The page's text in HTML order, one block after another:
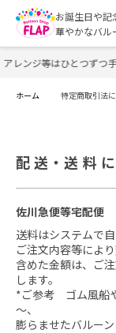
お誕生日や記
華やかなバル
ンジ等はひとつずつ手
ホーム 特定商取引法
配送・送料
佐川急便等宅配便
送料はシステムで
ご注文内容等によ
含めた金額は、ご
します。
*ご参考 ゴム風船
～、
膨らませたバルー